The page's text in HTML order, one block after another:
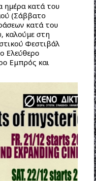
ημέρα κατά του
(Σάββατο
κατά του
καλούμε στη
Φεστιβάλ
Ελεύθερο
Εμπρός και